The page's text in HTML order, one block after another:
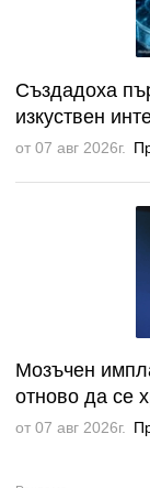
Създадоха
изкуствен
от 07 авг 2026г.
Мозъчен
отново да се
от 07 авг 2026г.